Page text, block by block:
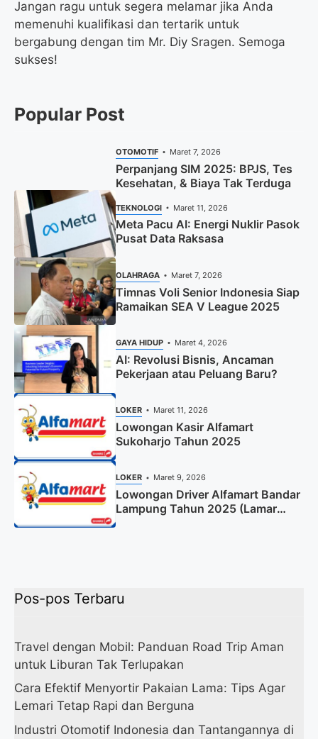
Jangan ragu untuk segera melamar jika Anda
memenuhi kualifikasi dan tertarik untuk
bergabung dengan tim Mr. Diy Sragen. Semoga
sukses!
Popular Post
OTOMOTIF Maret 7, 2026
Perpanjang SIM 2025: BPJS, Tes
Kesehatan, & Biaya Tak Terduga
TEKNOLOGI Maret 11, 2026
Meta Pacu AI: Energi Nuklir Pasok
Pusat Data Raksasa
OLAHRAGA Maret 7, 2026
Timnas Voli Senior Indonesia Siap
Ramaikan SEA V League 2025
GAYA HIDUP Maret 4, 2026
AI: Revolusi Bisnis, Ancaman
Pekerjaan atau Peluang Baru?
LOKER Maret 11, 2026
Lowongan Kasir Alfamart
Sukoharjo Tahun 2025
LOKER Maret 9, 2026
Lowongan Driver Alfamart Bandar
Lampung Tahun 2025 (Lamar
Sekarang)
Pos-pos Terbaru
Travel dengan Mobil: Panduan Road Trip Aman
untuk Liburan Tak Terlupakan
Cara Efektif Menyortir Pakaian Lama: Tips Agar
Lemari Tetap Rapi dan Berguna
Industri Otomotif Indonesia dan Tantangannya di